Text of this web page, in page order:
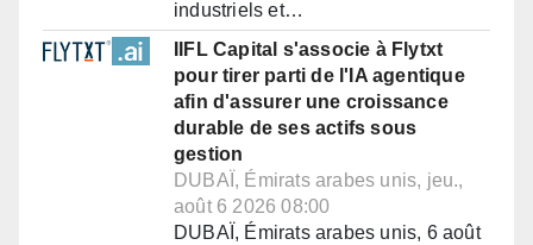
industriels et…
IIFL Capital s'associe à Flytxt
pour tirer parti de l'IA agentique
afin d'assurer une croissance
durable de ses actifs sous
gestion
DUBAÏ, Émirats arabes unis, jeu.,
août 6 2026 08:00
DUBAÏ, Émirats arabes unis, 6 août